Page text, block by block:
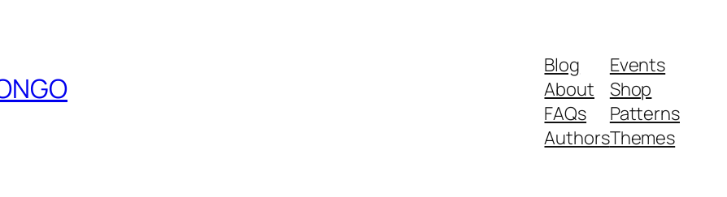
Blog
About
FAQs
Authors
Events
Shop
Patterns
Themes